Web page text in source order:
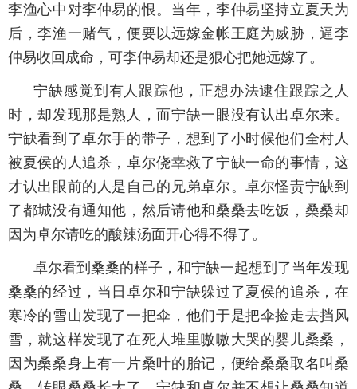
李渔心中对李仲易的恨。当年，李仲易坚持立夏天为
后，李渔一赌气，便要以远嫁金帐王庭为威胁，逼李
仲易收回成命，可李仲易却还是狠心把她远嫁了。
宁缺感觉到有人跟踪他，正想办法逮住跟踪之人
时，却发现那是熟人，而宁缺一眼没有认出卓尔来。
宁缺看到了卓尔手的带子，想到了小时候他们全村人
被夏侯的人追杀，卓尔侥幸救了宁缺一命的事情，这
才认出眼前的人是自己的兄弟卓尔。卓尔怪责宁缺到
了都城没有通知他，然后请他和桑桑去吃饭，桑桑却
因为卓尔请吃的酸辣汤面开心得不得了。
卓尔看到桑桑的样子，和宁缺一起想到了当年发现
桑桑的经过，当日卓尔和宁缺躲过了夏侯的追杀，在
寒冷的雪山发现了一把伞，他们于是把伞捡走去挡风
雪，就这样发现了在死人堆里嗷嗷大哭的婴儿桑桑，
因为桑桑身上有一片桑叶的胎记，便给桑桑取名叫桑